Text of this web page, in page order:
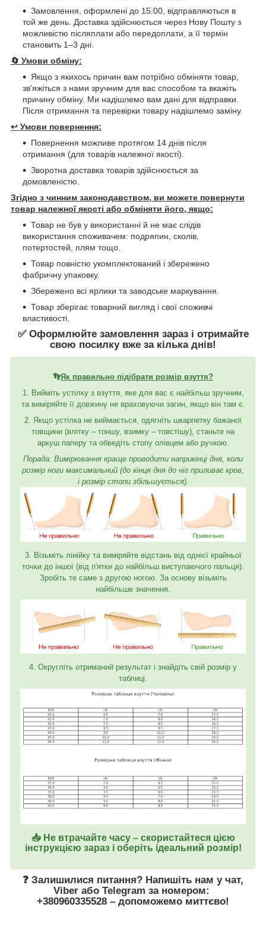
Замовлення, оформлені до 15:00, відправляються в
той же день. Доставка здійснюється через Нову Пошту з
можливістю післяплати або передоплати, а її термін
становить 1–3 дні.
🔄 Умови обміну:
Якщо з якихось причин вам потрібно обміняти товар,
зв'яжіться з нами зручним для вас способом та вкажіть
причину обміну. Ми надішлемо вам дані для відправки.
Після отримання та перевірки товару надішлемо заміну.
↩️ Умови повернення:
Повернення можливе протягом 14 днів після
отримання (для товарів належної якості).
Зворотна доставка товарів здійснюється за
домовленістю.
Згідно з чинним законодавством, ви можете повернути
товар належної якості або обміняти його, якщо:
Товар не був у використанні й не має слідів
використання споживачем: подряпин, сколів,
потертостей, плям тощо.
Товар повністю укомплектований і збережено
фабричну упаковку.
Збережено всі ярлики та заводське маркування.
Товар зберігає товарний вигляд і свої споживчі
властивості.
✅ Оформлюйте замовлення зараз і отримайте
свою посилку вже за кілька днів!
👣Як правильно підібрати розмір взуття?
1. Вийміть устілку з взуття, яке для вас є найбільш зручним,
та виміряйте її довжину не враховуючи загин, якщо він там є.
2. Якщо устілка не виймається, одягніть шкарпетку бажаної
товщини (влітку – тоншу, взимку – товстішу), станьте на
аркуш паперу та обведіть стопу олівцем або ручкою.
Порада: Вимірювання краще проводити наприкінці дня, коли
розмір ноги максимальний (до кінця дня до ніг приливає кров,
і розмір стопи збільшується).
3. Візьміть лінійку та виміряйте відстань від однієї крайньої
точки до іншої (від п'ятки до найбільш виступаючого пальця).
Зробіть те саме з другою ногою. За основу візьміть
найбільше значення.
4. Округліть отриманий результат і знайдіть свій розмір у
таблиці.
📥 Не втрачайте часу – скористайтеся цією
інструкцією зараз і оберіть ідеальний розмір!
❓ Залишилися питання? Напишіть нам у чат,
Viber або Telegram за номером:
+380960335528 – допоможемо миттєво!